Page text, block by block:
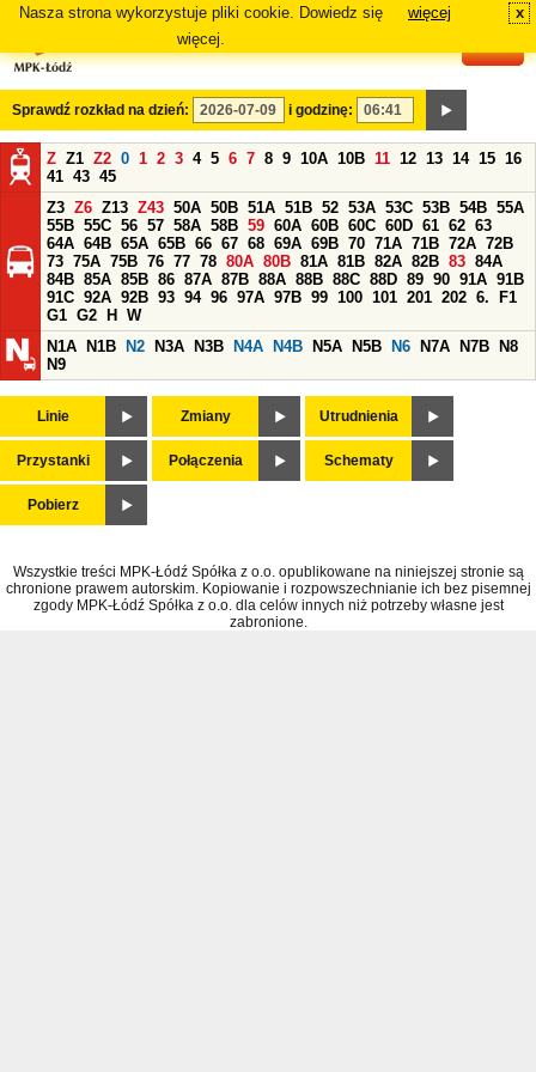
Nasza strona wykorzystuje pliki cookie. Dowiedz się
więcej.
więcej x
Sprawdź rozkład na dzień: i godzinę:
Z Z1 Z2 0 1 2 3 4 5 6 7 8 9 10A 10B 11 12 13 14 15 16
41 43 45
Z3 Z6 Z13 Z43 50A 50B 51A 51B 52 53A 53C 53B 54B 55A
55B 55C 56 57 58A 58B 59 60A 60B 60C 60D 61 62 63
64A 64B 65A 65B 66 67 68 69A 69B 70 71A 71B 72A 72B
73 75A 75B 76 77 78 80A 80B 81A 81B 82A 82B 83 84A
84B 85A 85B 86 87A 87B 88A 88B 88C 88D 89 90 91A 91B
91C 92A 92B 93 94 96 97A 97B 99 100 101 201 202 6.
F1
G1 G2 H
W
N1A
N1B N2 N3A N3B N4A N4B N5A N5B N6 N7A N7B
N8
N9
Linie Zmiany Utrudnienia
Przystanki Połączenia Schematy
Pobierz
Wszystkie treści MPK-Łódź Spółka z o.o. opublikowane na niniejszej stronie są
chronione prawem autorskim. Kopiowanie i rozpowszechnianie ich bez pisemnej
zgody MPK-Łódź Spółka z o.o. dla celów innych niż potrzeby własne jest
zabronione.